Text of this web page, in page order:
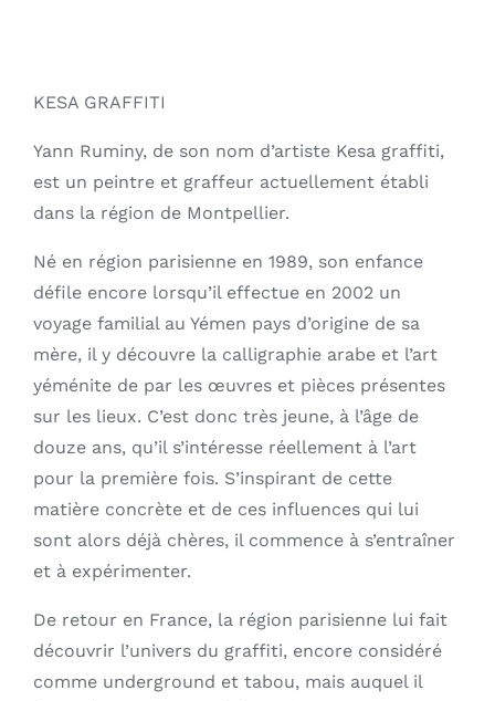
KESA GRAFFITI
Yann Ruminy, de son nom d’artiste Kesa graffiti,
est un peintre et graffeur actuellement établi
dans la région de Montpellier.
Né en région parisienne en 1989, son enfance
défile encore lorsqu’il effectue en 2002 un
voyage familial au Yémen pays d’origine de sa
mère, il y découvre la calligraphie arabe et l’art
yéménite de par les œuvres et pièces présentes
sur les lieux. C’est donc très jeune, à l’âge de
douze ans, qu’il s’intéresse réellement à l’art
pour la première fois. S’inspirant de cette
matière concrète et de ces influences qui lui
sont alors déjà chères, il commence à s’entraîner
et à expérimenter.
De retour en France, la région parisienne lui fait
découvrir l’univers du graffiti, encore considéré
comme underground et tabou, mais auquel il